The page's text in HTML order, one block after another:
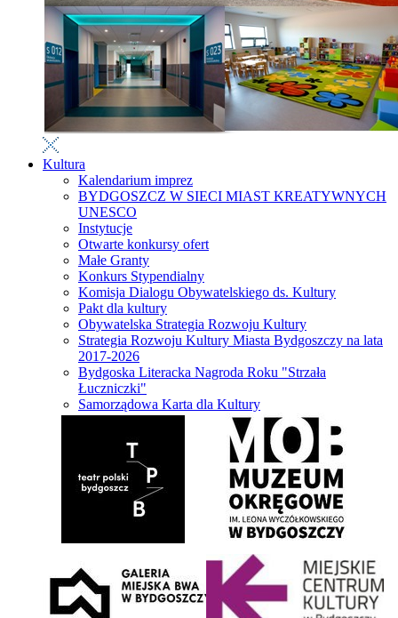
Kultura
Kalendarium imprez
BYDGOSZCZ W SIECI MIAST KREATYWNYCH
UNESCO
Instytucje
Otwarte konkursy ofert
Małe Granty
Konkurs Stypendialny
Komisja Dialogu Obywatelskiego ds. Kultury
Pakt dla kultury
Obywatelska Strategia Rozwoju Kultury
Strategia Rozwoju Kultury Miasta Bydgoszczy na lata
2017-2026
Bydgoska Literacka Nagroda Roku "Strzała
Łuczniczki"
Samorządowa Karta dla Kultury